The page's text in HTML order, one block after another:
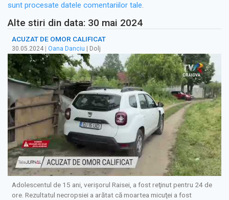
sunt procesate datele comentariilor tale.
Alte stiri din data: 30 mai 2024
ACUZAT DE OMOR CALIFICAT
30.05.2024 Oana Danciu | Dolj
Adolescentul de 15 ani, verişorul Raisei, a fost reţinut pentru 24 de
ore. Rezultatul necropsiei a arătat că moartea micuţei a fost